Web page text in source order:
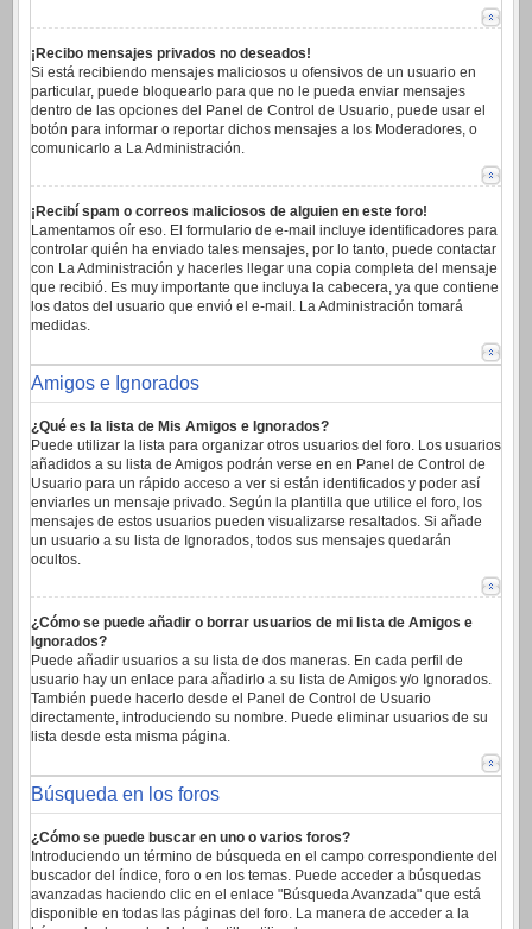
¡Recibo mensajes privados no deseados!
Si está recibiendo mensajes maliciosos u ofensivos de un usuario en
particular, puede bloquearlo para que no le pueda enviar mensajes
dentro de las opciones del Panel de Control de Usuario, puede usar el
botón para informar o reportar dichos mensajes a los Moderadores, o
comunicarlo a La Administración.
¡Recibí spam o correos maliciosos de alguien en este foro!
Lamentamos oír eso. El formulario de e-mail incluye identificadores para
controlar quién ha enviado tales mensajes, por lo tanto, puede contactar
con La Administración y hacerles llegar una copia completa del mensaje
que recibió. Es muy importante que incluya la cabecera, ya que contiene
los datos del usuario que envió el e-mail. La Administración tomará
medidas.
Amigos e Ignorados
¿Qué es la lista de Mis Amigos e Ignorados?
Puede utilizar la lista para organizar otros usuarios del foro. Los usuarios
añadidos a su lista de Amigos podrán verse en en Panel de Control de
Usuario para un rápido acceso a ver si están identificados y poder así
enviarles un mensaje privado. Según la plantilla que utilice el foro, los
mensajes de estos usuarios pueden visualizarse resaltados. Si añade
un usuario a su lista de Ignorados, todos sus mensajes quedarán
ocultos.
¿Cómo se puede añadir o borrar usuarios de mi lista de Amigos e
Ignorados?
Puede añadir usuarios a su lista de dos maneras. En cada perfil de
usuario hay un enlace para añadirlo a su lista de Amigos y/o Ignorados.
También puede hacerlo desde el Panel de Control de Usuario
directamente, introduciendo su nombre. Puede eliminar usuarios de su
lista desde esta misma página.
Búsqueda en los foros
¿Cómo se puede buscar en uno o varios foros?
Introduciendo un término de búsqueda en el campo correspondiente del
buscador del índice, foro o en los temas. Puede acceder a búsquedas
avanzadas haciendo clic en el enlace "Búsqueda Avanzada" que está
disponible en todas las páginas del foro. La manera de acceder a la